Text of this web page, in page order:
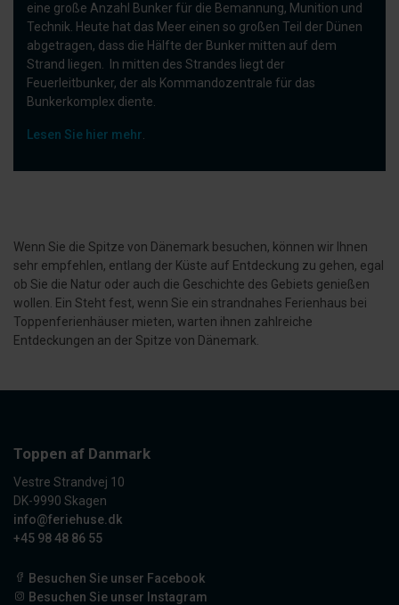
eine große Anzahl Bunker für die Bemannung, Munition und
Technik. Heute hat das Meer einen so großen Teil der Dünen
abgetragen, dass die Hälfte der Bunker mitten auf dem
Strand liegen. In mitten des Strandes liegt der
Feuerleitbunker, der als Kommandozentrale für das
Bunkerkomplex diente.
Lesen Sie hier mehr
Wenn Sie die Spitze von Dänemark besuchen, können wir Ihnen
sehr empfehlen, entlang der Küste auf Entdeckung zu gehen, egal
ob Sie die Natur oder auch die Geschichte des Gebiets genießen
wollen. Ein Steht fest, wenn Sie ein strandnahes Ferienhaus bei
Toppenferienhäuser mieten, warten ihnen zahlreiche
Entdeckungen an der Spitze von Dänemark.
Toppen af Danmark
Vestre Strandvej 10
DK-9990 Skagen
info@feriehuse.dk
+45 98 48 86 55
Besuchen Sie unser Facebook
Besuchen Sie unser Instagram